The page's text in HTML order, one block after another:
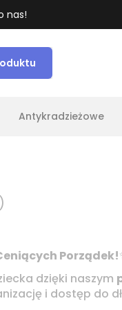
nas!
Antykradzieżowe
Porządek!
dzięki naszym
i dostęp do